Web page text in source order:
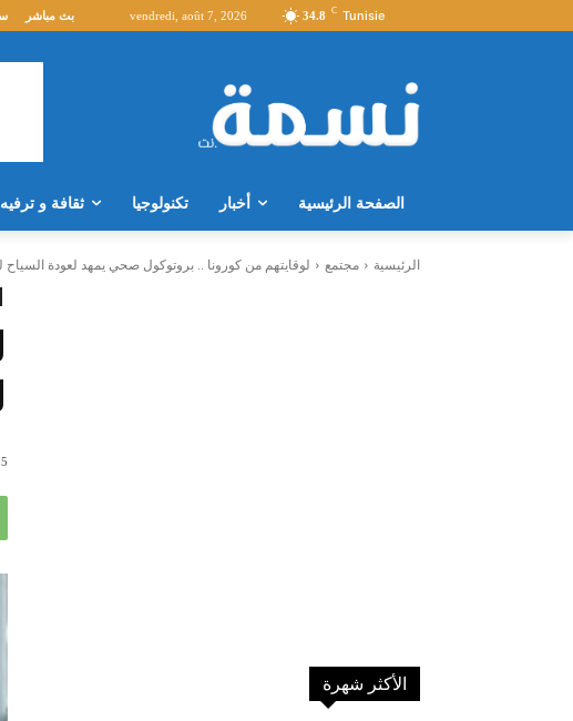
34.8 C Tunisie
vendredi, août 7, 2026 بث مباشر
الصفحة الرئيسية أخبار تكنولوجيا ثقافة و ترفيه
الرئيسية مجتمع
لوقايتهم من كورونا .. بروتوكول صحي يمهد لعودة السياح
الأكثر شهرة